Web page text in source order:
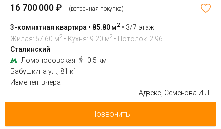
16 700 000 ₽ (встречная покупка)
3-комнатная квартира • 85.80 м2 • 3/7 этаж
Жилая: 57.60 м2 • Кухня: 9.20 м2 • Потолок: 2.96
Сталинский
Ломоносовская
0.5 км
Бабушкина ул., 81 к1
Изменен: вчера
Адвекс, Семенова И.Л.
Позвонить